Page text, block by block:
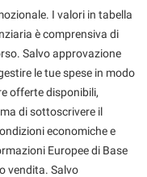
I valori in tabella
è comprensiva di
Salvo approvazione
le tue spese in modo
offerte disponibili,
di sottoscrivere il
economiche e
Europee di Base
vendita. Salvo